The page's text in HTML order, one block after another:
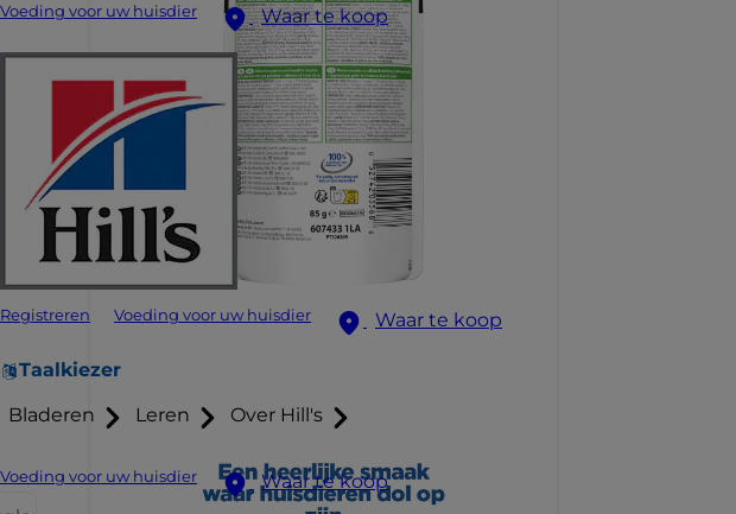
Voeding voor uw huisdier Waar te koop
Registreren Voeding voor uw huisdier Waar te koop
Taalkiezer
Bladeren Leren Over Hill's
Voeding voor uw huisdier
Waar te koop